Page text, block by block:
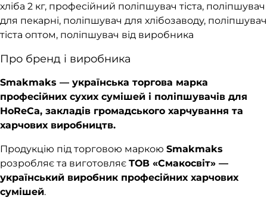
хліба 2 кг, професійний поліпшувач тіста, поліпшувач
для пекарні, поліпшувач для хлібозаводу, поліпшувач
тіста оптом, поліпшувач від виробника
Про бренд і виробника
Smakmaks — українська торгова марка
професійних сухих сумішей і поліпшувачів для
HoReCa, закладів громадського харчування та
харчових виробництв.
Продукцію під торговою маркою Smakmaks
розробляє та виготовляє ТОВ «Смакосвіт» —
український виробник професійних харчових
сумішей.